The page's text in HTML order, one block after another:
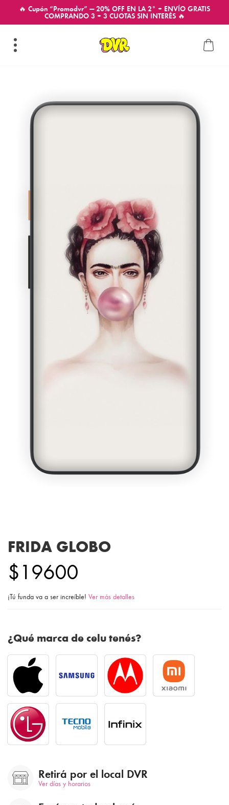
🔥 Cupón “Promodvr” — 20% OFF EN LA 2° + ENVÍO GRATIS
COMPRANDO 3 + 3 CUOTAS SIN INTERÉS 🔥
FRIDA GLOBO
$19600
¡Tú funda va a ser increíble! Ver más detalles
¿Qué marca de celu tenés?
Retirá por el local DVR
Ver días y horarios